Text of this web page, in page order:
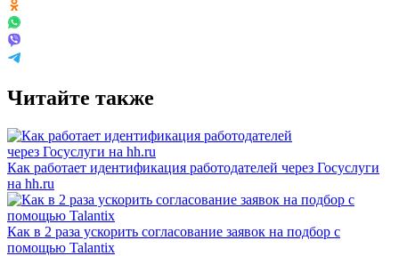
Читайте также
Как работает идентификация работодателей через Госуслуги
на hh.ru
Как в 2 раза ускорить согласование заявок на подбор с
помощью Talantix